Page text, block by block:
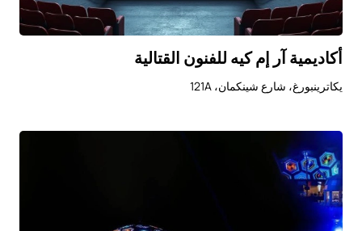
أكاديمية آر إم كيه للفنون القتالية
يكاترينبورغ، شارع شينكمان، 121A